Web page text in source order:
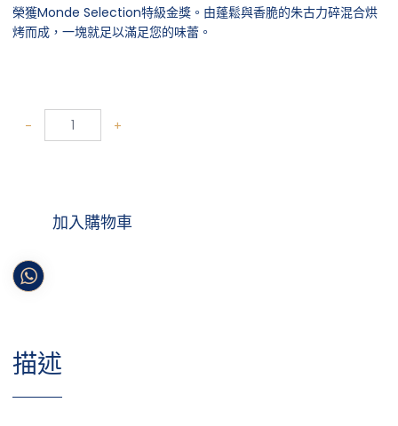
榮獲Monde Selection特級金獎。由蓬鬆與香脆的朱古力碎混合烘
烤而成，一塊就足以滿足您的味蕾。
- +
加入購物車
描述